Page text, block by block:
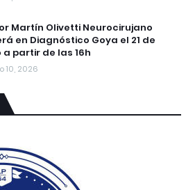
Martín Olivetti Neurocirujano
en Diagnóstico Goya el 21 de
partir de las 16h
10, 2026